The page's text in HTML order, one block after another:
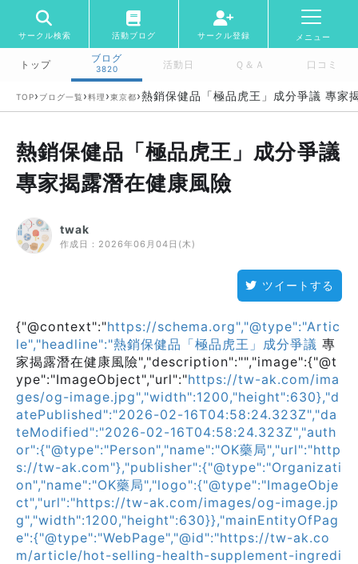
サークル検索 活動ブログ サークル登録 メニュー
トップ
ブログ
3820 活動日 Ｑ＆Ａ 口コミ
TOP› ブログ一覧 ›料理 ›東京都›熱銷保健品「極品虎王」成分爭議 專家
熱銷保健品「極品虎王」成分爭議
專家揭露潛在健康風險
twak
作成日： 2026年06月04日(木)
ツイートする
{"@context":"https://schema.org","@type":"Artic
le","headline":"熱銷保健品「極品虎王」成分爭議 專
家揭露潛在健康風險","description":"","image":{"@t
ype":"ImageObject","url":"https://tw-ak.com/ima
ges/og-image.jpg","width":1200,"height":630},"d
atePublished":"2026-02-16T04:58:24.323Z","da
teModified":"2026-02-16T04:58:24.323Z","auth
or":{"@type":"Person","name":"OK藥局","url":"http
s://tw-ak.com"},"publisher":{"@type":"Organizati
on","name":"OK藥局","logo":{"@type":"ImageObje
ct","url":"https://tw-ak.com/images/og-image.jp
g","width":1200,"height":630}},"mainEntityOfPag
e":{"@type":"WebPage","@id":"https://tw-ak.co
m/article/hot-selling-health-supplement-ingredi